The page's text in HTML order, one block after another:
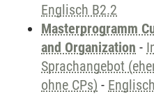
Englisch B2.2
Masterprogramm
and Organization -
Sprachangebot
ohne CPs) -